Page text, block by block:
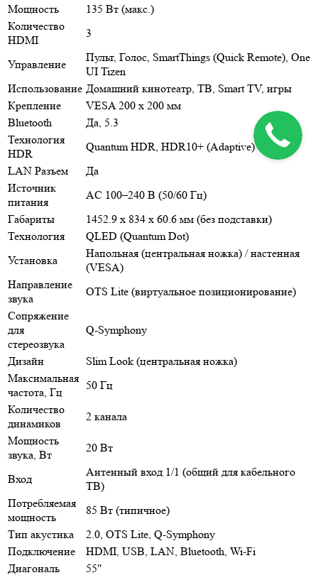
Мощность
135 Вт (макс.)
Количество
HDMI
3
Управление
Пульт, Голос, SmartThings (Quick Remote), One
UI Tizen
Использование Домашний кинотеатр, ТВ, Smart TV, игры
Крепление
VESA 200 x 200 мм
Bluetooth
Да, 5.3
Технология
HDR
Quantum HDR, HDR10+ (Adaptive)
LAN Разъем
Да
Источник
питания
AC 100–240 В (50/60 Гц)
Габариты
1452.9 x 834 x 60.6 мм (без подставки)
Технология
QLED (Quantum Dot)
Установка
Напольная (центральная ножка) / настенная
(VESA)
Направление
звука
OTS Lite (виртуальное позиционирование)
Сопряжение
для
стереозвука
Q-Symphony
Дизайн
Slim Look (центральная ножка)
Максимальная
частота, Гц
50 Гц
Количество
динамиков
2 канала
Мощность
звука, Вт
20 Вт
Вход
Антенный вход 1/1 (общий для кабельного
ТВ)
Потребляемая
мощность
85 Вт (типичное)
Тип акустика
2.0, OTS Lite, Q-Symphony
Подключение
HDMI, USB, LAN, Bluetooth, Wi-Fi
Диагональ
55"